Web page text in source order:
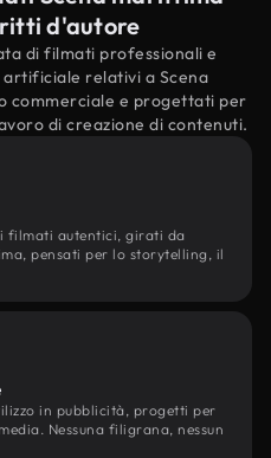
d'autore
di filmati professionali e
relativi a Scena
commerciale e progettati per
di creazione di contenuti.
filmati autentici, girati da
pensati per lo storytelling, il
in pubblicità, progetti per
Nessuna filigrana, nessun